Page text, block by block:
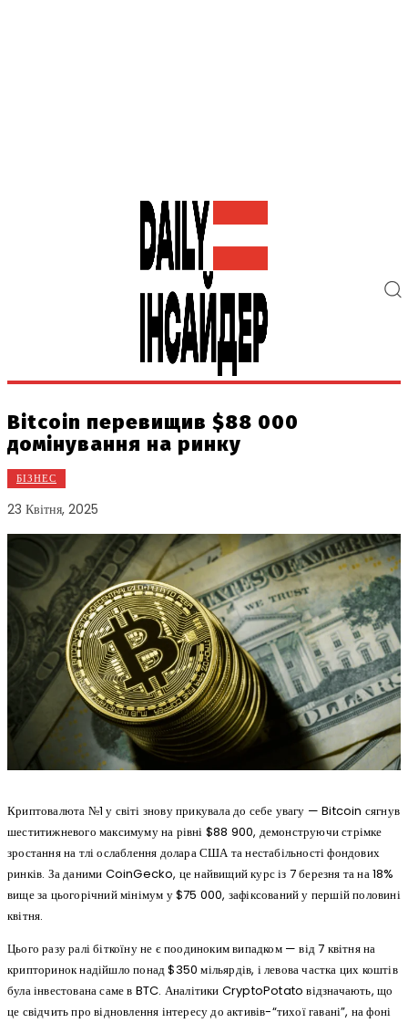
Bitcoin перевищив $88 000
домінування на ринку
БІЗНЕС
23 Квітня, 2025
Криптовалюта №1 у світі знову прикувала до себе увагу — Bitcoin сягнув
шеститижневого максимуму на рівні $88 900, демонструючи стрімке
зростання на тлі ослаблення долара США та нестабільності фондових
ринків. За даними CoinGecko, це найвищий курс із 7 березня та на 18%
вище за цьогорічний мінімум у $75 000, зафіксований у першій половині
квітня.
Цього разу ралі біткоїну не є поодиноким випадком — від 7 квітня на
крипторинок надійшло понад $350 мільярдів, і левова частка цих коштів
була інвестована саме в BTC. Аналітики CryptoPotato відзначають, що
це свідчить про відновлення інтересу до активів-“тихої гавані”, на фоні